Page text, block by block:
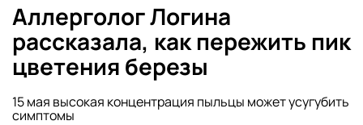
Аллерголог Логина
рассказала, как пережить пик
цветения березы
15 мая высокая концентрация пыльцы может усугубить
симптомы